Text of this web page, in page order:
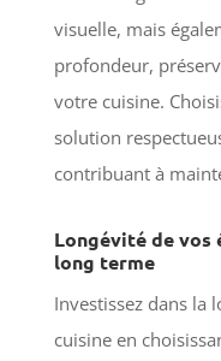
visuelle, mais
profondeur,
votre cuisine.
solution
contribuant à
Longévité de vos
long terme
Investissez dans la
cuisine en